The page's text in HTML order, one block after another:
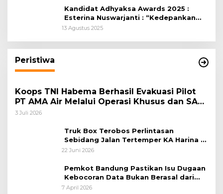
Kandidat Adhyaksa Awards 2025 :
Esterina Nuswarjanti : “Kedepankan
Keadilan Restoratif Wujudkan
13 Agustus 2025
Peristiwa
Koops TNI Habema Berhasil Evakuasi Pilot
PT AMA Air Melalui Operasi Khusus dan SAR
Taktis
3 Juli 2026
Truk Box Terobos Perlintasan
Sebidang Jalan Tertemper KA Harina di
Jalan Stasiun Poncol-Jrakah Semarang
22 Juni 2026
Pemkot Bandung Pastikan Isu Dugaan
Kebocoran Data Bukan Berasal dari
Server Disdukcapil
7 April 2026